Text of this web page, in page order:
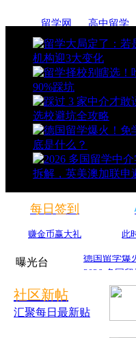
留学网 高中留学
留学条件 留学费
大学排名 留学论
每日签到
赚金币赢大礼 此
曝光台
留学大局定
留学机构迎
留学择校
评，选校避
德国留学爆
相到底是什
2026 多国
全面拆解，
留学大局定
留学机构迎
留学择校别
社区新帖
汇聚每日最新贴